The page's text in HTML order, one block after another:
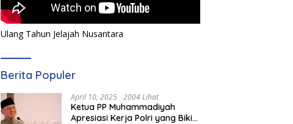
Ulang Tahun Jelajah Nusantara
Berita Populer
April 10, 2025 2004 Lihat
Ketua PP Muhammadiyah
Apresiasi Kerja Polri yang Bikin